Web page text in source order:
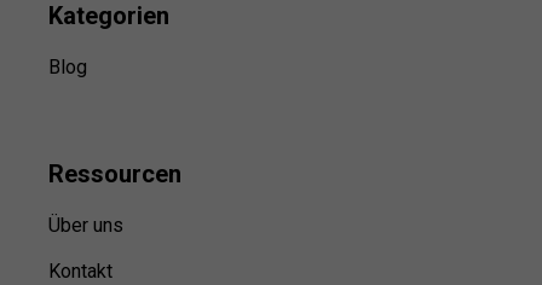
Kategorien
Blog
Ressourcen
Über uns
Kontakt